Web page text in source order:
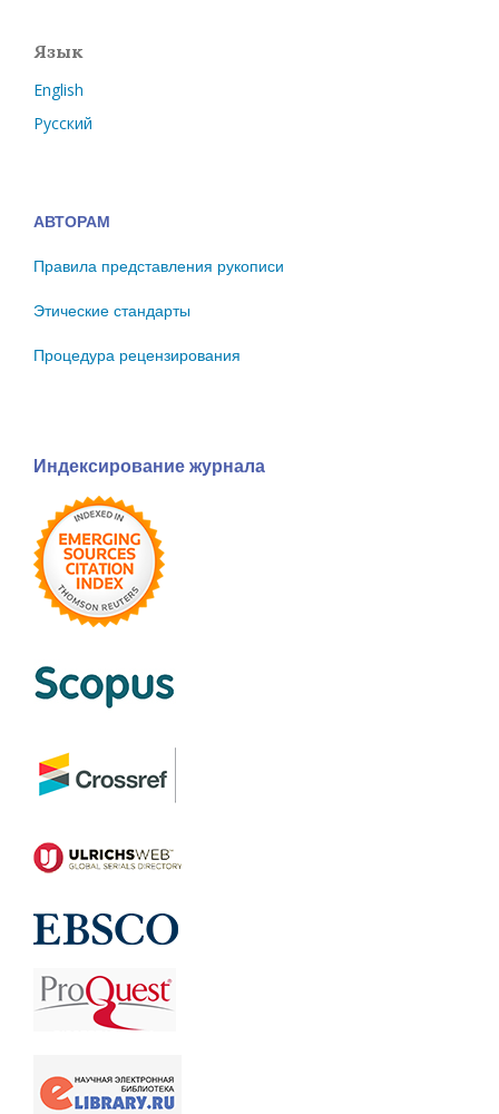
Язык
English
Русский
АВТОРАМ
Правила представления рукописи
Этические стандарты
Процедура рецензирования
Индексирование журнала